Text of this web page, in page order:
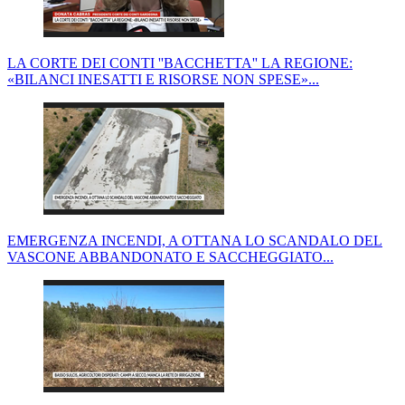
LA CORTE DEI CONTI ''BACCHETTA'' LA REGIONE:
«BILANCI INESATTI E RISORSE NON SPESE»...
EMERGENZA INCENDI, A OTTANA LO SCANDALO DEL
VASCONE ABBANDONATO E SACCHEGGIATO...